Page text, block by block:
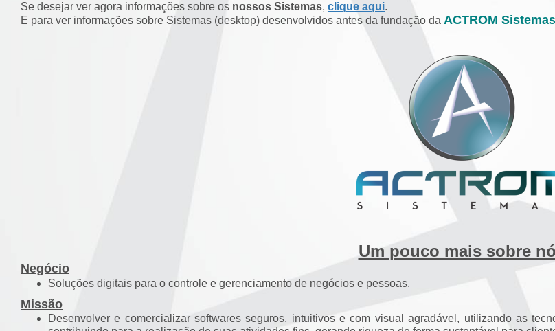
Se desejar ver agora informações sobre os nossos Sistemas, clique aqui.
E para ver informações sobre Sistemas (desktop) desenvolvidos antes da fundação da ACTROM Sistemas
Um pouco mais sobre
Negócio
Soluções digitais para o controle e gerenciamento de negócios e pessoas.
Missão
Desenvolver e comercializar softwares seguros, intuitivos e com visual agradável, utilizando as